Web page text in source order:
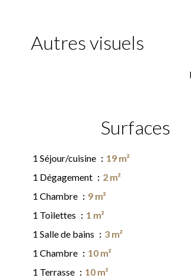
Autres visuels
Surfaces
1 Séjour/cuisine
19 m²
1 Dégagement
2 m²
1 Chambre
9 m²
1 Toilettes
1 m²
1 Salle de bains
3 m²
1 Chambre
10 m²
1 Terrasse
10 m²